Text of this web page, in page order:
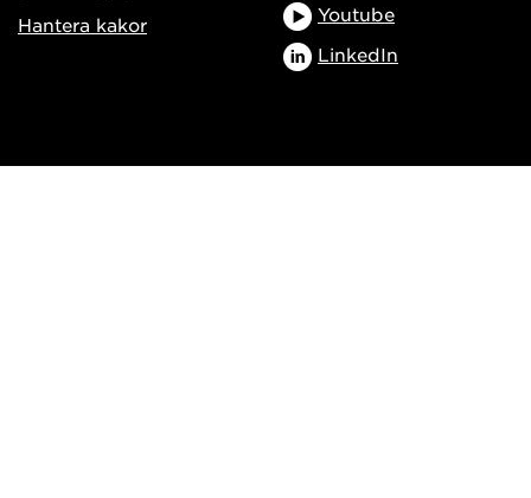
Hantera kakor
Youtube
LinkedIn